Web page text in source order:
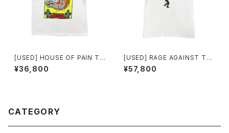
[USED] HOUSE OF PAIN T-
SHIRT LIQUOR STORE WO
RLD TOUR
¥36,800
[USED] RAGE AGAINST TH
E MACHINE T-SHIRT
¥57,800
CATEGORY